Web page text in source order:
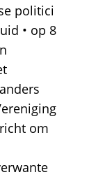
politici
• op 8
om